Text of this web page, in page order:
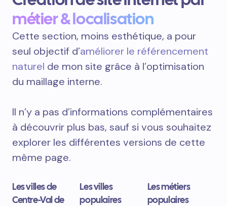
métier & localisation
Cette section, moins esthétique, a pour
seul objectif d’améliorer le référencement
naturel de mon site grâce à l’optimisation
du maillage interne.
Il n’y a pas d’informations complémentaires
à découvrir plus bas, sauf si vous souhaitez
explorer les différentes versions de cette
même page.
Les villes de
Centre-Val de
Les villes
populaires
Les métiers
populaires